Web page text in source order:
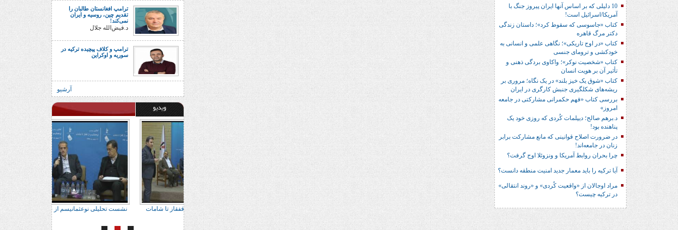
10 دلیلی که بر اساس آنها ایران پیروز جنگ با
آمریکا/اسرائیل است!
کتاب «جاسوسی که سقوط کرد»؛ داستان زندگی
دکتر مرگ قاهره
کتاب «در اوج تاریکی»؛ نگاهی علمی و انسانی به
خودکشی و ترومای جنسی
کتاب «شخصیت نوکر»؛ واکاوی بردگی ذهنی و
تأثیر آن بر هویت انسان
کتاب «شوق یک خیز بلند» در یک نگاه؛ مروری بر
ریشه‌های شکل‎گیری جنبش کارگری در ایران
بررسی کتاب «فهم حکمرانی مشارکتی در جامعه
امروز»
د.برهم صالح؛ دیپلمات کُردی که روزی خود یک
پناهنده بود!
در ضرورت اصلاح قوانینی که مانع مشارکت برابر
زنان در جامعه‌اند!
چرا بحران روابط آمریکا و ونزوئلا اوج گرفت؟
آیا ترکیه را باید معمار جدید امنیت منطقه دانست؟
مراد اوجالان از «واقعیت کُردی» و «روند انتقالی»
در ترکیه چیست؟
ترامپ افغانستان طالبان را
تقدیم چین، روسیه و ایران
نمی‌کند!
د.فیض‌الله جلال
ترامپ و کلاف پیچیده ترکیه در
سوریه و اوکراین
آرشیو
ویدیو
نشست تحلیلی نشست تحلیلی نوعثمانیسم از قفقاز تا شامات تحلیل بحران یمن در گفتوگو با منصور براتی